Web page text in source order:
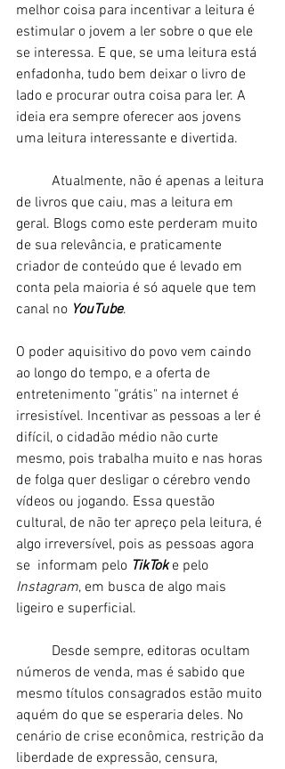
melhor coisa para incentivar a leitura é
estimular o jovem a ler sobre o que ele
se interessa. E que, se uma leitura está
enfadonha, tudo bem deixar o livro de
lado e procurar outra coisa para ler. A
ideia era sempre oferecer aos jovens
uma leitura interessante e divertida.
de livros que caiu, mas a leitura em
geral. Blogs como este perderam muito
de sua relevância, e praticamente
criador de conteúdo que é levado em
conta pela maioria é só aquele que tem
canal no YouTube.
O poder aquisitivo do povo vem caindo
ao longo do tempo, e a oferta de
entretenimento "grátis" na internet é
irresistível. Incentivar as pessoas a ler é
difícil, o cidadão médio não curte
mesmo, pois trabalha muito e nas horas
de folga quer desligar o cérebro vendo
vídeos ou jogando. Essa questão
cultural, de não ter apreço pela leitura, é
algo irreversível, pois as pessoas agora
se  informam pelo TikTok e pelo
Instagram, em busca de algo mais
ligeiro e superficial.
números de venda, mas é sabido que
mesmo títulos consagrados estão muito
aquém do que se esperaria deles. No
cenário de crise econômica, restrição da
liberdade de expressão, censura,